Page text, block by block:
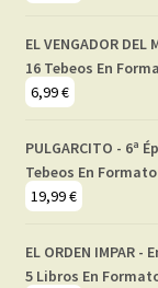
EL VENGADOR
16 Tebeos En
6,99€
PULGARCITO - 6ª
Tebeos En
19,99€
EL ORDEN IMPAR
5 Libros En